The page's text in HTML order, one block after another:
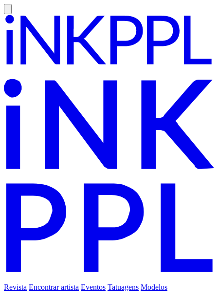
Revista Encontrar artista Eventos Tatuagens Modelos